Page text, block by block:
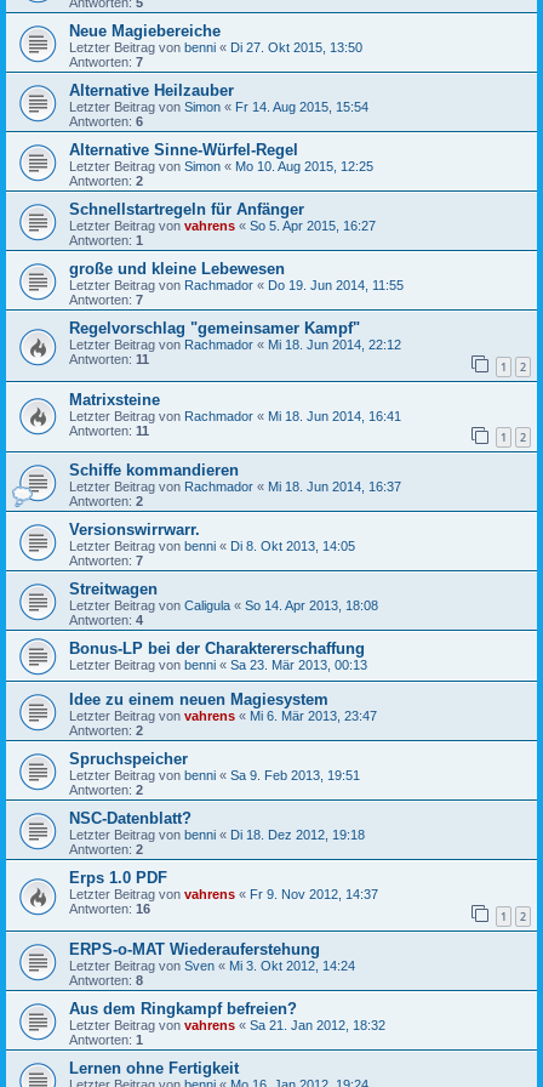
Neue Magiebereiche
Letzter Beitrag von benni « Di 27. Okt 2015, 13:50
Antworten: 7
Alternative Heilzauber
Letzter Beitrag von Simon « Fr 14. Aug 2015, 15:54
Antworten: 6
Alternative Sinne-Würfel-Regel
Letzter Beitrag von Simon « Mo 10. Aug 2015, 12:25
Antworten: 2
Schnellstartregeln für Anfänger
Letzter Beitrag von vahrens « So 5. Apr 2015, 16:27
Antworten: 1
große und kleine Lebewesen
Letzter Beitrag von Rachmador « Do 19. Jun 2014, 11:55
Antworten: 7
Regelvorschlag "gemeinsamer Kampf"
Letzter Beitrag von Rachmador « Mi 18. Jun 2014, 22:12
Antworten: 11 1 2
Matrixsteine
Letzter Beitrag von Rachmador « Mi 18. Jun 2014, 16:41
Antworten: 11 1 2
Schiffe kommandieren
Letzter Beitrag von Rachmador « Mi 18. Jun 2014, 16:37
Antworten: 2
Versionswirrwarr.
Letzter Beitrag von benni « Di 8. Okt 2013, 14:05
Antworten: 7
Streitwagen
Letzter Beitrag von Caligula « So 14. Apr 2013, 18:08
Antworten: 4
Bonus-LP bei der Charaktererschaffung
Letzter Beitrag von benni « Sa 23. Mär 2013, 00:13
Idee zu einem neuen Magiesystem
Letzter Beitrag von vahrens « Mi 6. Mär 2013, 23:47
Antworten: 2
Spruchspeicher
Letzter Beitrag von benni « Sa 9. Feb 2013, 19:51
Antworten: 2
NSC-Datenblatt?
Letzter Beitrag von benni « Di 18. Dez 2012, 19:18
Antworten: 2
Erps 1.0 PDF
Letzter Beitrag von vahrens « Fr 9. Nov 2012, 14:37
Antworten: 16 1 2
ERPS-o-MAT Wiederauferstehung
Letzter Beitrag von Sven « Mi 3. Okt 2012, 14:24
Antworten: 8
Aus dem Ringkampf befreien?
Letzter Beitrag von vahrens « Sa 21. Jan 2012, 18:32
Antworten: 1
Lernen ohne Fertigkeit